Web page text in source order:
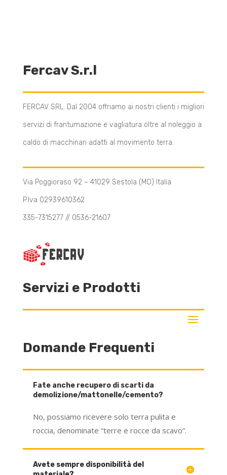
Fercav S.r.l
FERCAV SRL. Dal 2004 offriamo ai nostri clienti i migliori
servizi di frantumazione e vagliatura oltre al noleggio a
caldo di macchinari adatti al movimento terra.
Via Poggioraso 92 – 41029 Sestola (MO) Italia
P.Iva 02939610362
335-7315277 // 0536-21607
Servizi e Prodotti
Domande Frequenti
Fate anche recupero di scarti da
demolizione/mattonelle/cemento?
No, possiamo ricevere solo terra pulita e
roccia, denominate “terre e rocce da scavo”.
Avete sempre disponibilità del